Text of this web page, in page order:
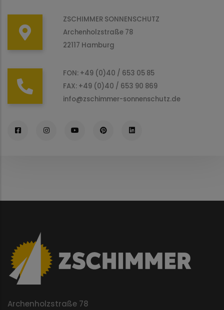
ZSCHIMMER SONNENSCHUTZ
Archenholzstraße 78
22117 Hamburg
FON: +49 (0)40 / 653 05 85
FAX: +49 (0)40 / 653 90 869
info@zschimmer-sonnenschutz.de
Archenholzstraße 78